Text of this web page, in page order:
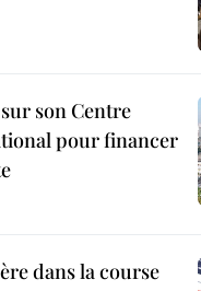
son Centre
pour financer
dans la course